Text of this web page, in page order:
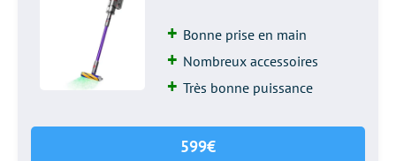
Bonne prise en main
Nombreux accessoires
Très bonne puissance
599€